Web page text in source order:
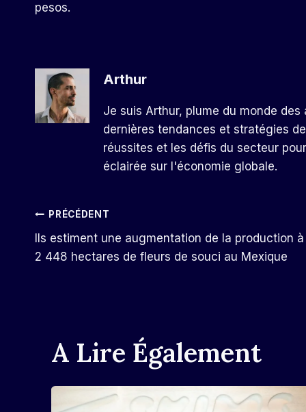
pesos.
Arthur
Je suis Arthur, plume du monde
dernières tendances et stratégies
réussites et les défis du secteur
éclairée sur l'économie globale.
Navigation
De
PRÉCÉDENT
Ils estiment une augmentation de la production à
2 448 hectares de fleurs de souci au Mexique
A Lire Également